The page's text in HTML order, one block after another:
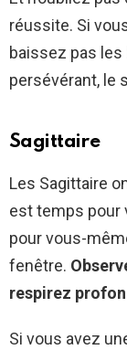
réussite. Si
baissez pas
persévérant, le
Sagittaire
Les Sagittaire
est temps pour
pour vous-
fenêtre.
respirez
Si vous avez